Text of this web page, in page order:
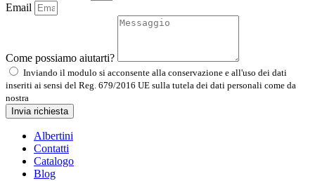
Email
Come possiamo aiutarti?
Inviando il modulo si acconsente alla conservazione e all'uso dei dati
inseriti ai sensi del Reg. 679/2016 UE sulla tutela dei dati personali come da
nostra
Invia richiesta
Albertini
Contatti
Catalogo
Blog